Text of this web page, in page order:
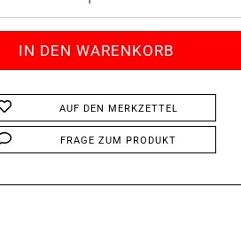
AUF DEN MERKZETTEL
FRAGE ZUM PRODUKT